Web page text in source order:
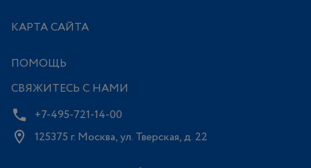
КАРТА САЙТА
ПОМОЩЬ
СВЯЖИТЕСЬ С НАМИ
+7-495-721-14-00
125375 г. Москва, ул. Тверская, д. 22